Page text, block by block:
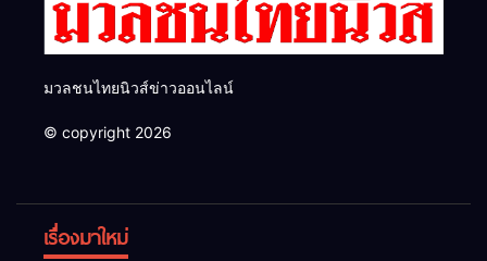
มวลชนไทยนิวส์ข่าวออนไลน์
© copyright 2026
เรื่องมาใหม่